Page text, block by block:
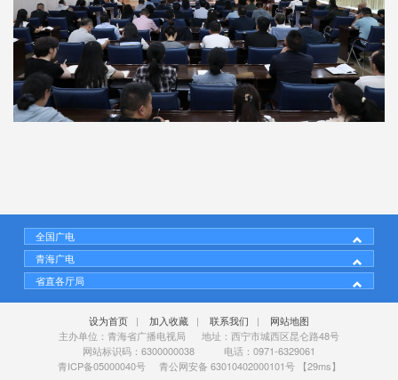
全国广电
青海广电
省直各厅局
设为首页 | 加入收藏 | 联系我们 | 网站地图
主办单位：青海省广播电视局 地址：西宁市城西区昆仑路48号
网站标识码：6300000038 电话：0971-6329061
青ICP备05000040号
青公网安备 63010402000101号【29ms】